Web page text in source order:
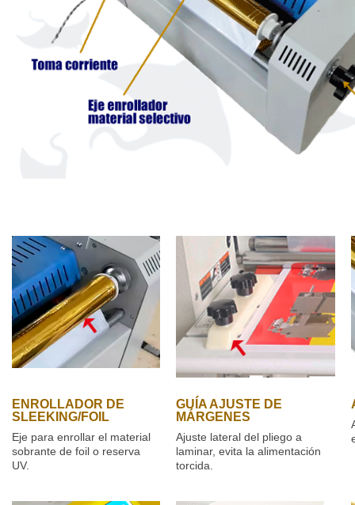
ENROLLADOR DE
SLEEKING/FOIL
Eje para enrollar el material
sobrante de foil o reserva
UV.
GUÍA AJUSTE DE
MÁRGENES
Ajuste lateral del pliego a
laminar, evita la alimentación
torcida.